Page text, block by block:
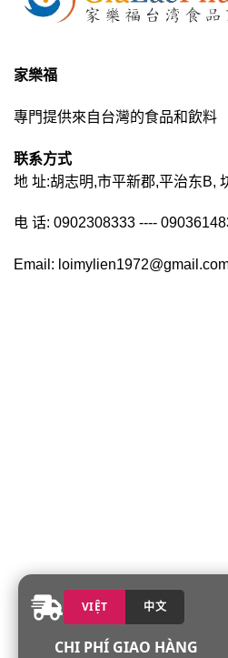
VIỆT 中文
CHI PHÍ GIAO HÀNG
家樂福
專門提供來自台灣的食品和飲料
联系方式
地 址:胡志明,市平新郡,平治东B,
电 话: 0902308333 ----
Email: